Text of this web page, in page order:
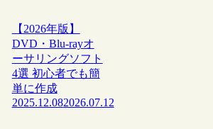
【2026年版】
DVD・Blu-rayオ
ーサリングソフト
4選 初心者でも簡
単に作成
2025.12.082026.07.12